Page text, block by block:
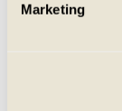
Marketing
Naam